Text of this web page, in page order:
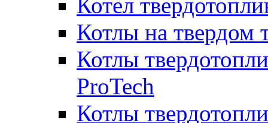
Котлы на твердом
Котлы
ProTech
Котлы